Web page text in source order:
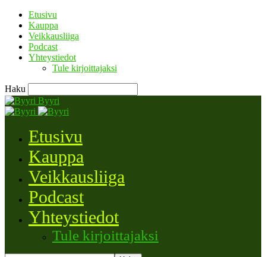
Etusivu
Kauppa
Veikkausliiga
Podcast
Yhteystiedot
Tule kirjoittajaksi
Haku
Byyri
Etusivu
Kauppa
Veikkausliiga
Podcast
Yhteystiedot
Tule kirjoittajaksi